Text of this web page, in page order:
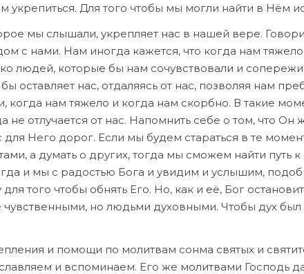
укрепиться. Для того чтобы мы могли найти в Нём
мы слышали, укрепляет нас в нашей вере.
с нами. Нам иногда кажется, что когда нам
людей, которые бы нам сочувствовали и
оставляет нас, отдаляясь от нас, позволяя нам
когда нам тяжело и когда нам скорбно. В такие
не отлучается от нас. Напомнить себе о том, что
Него дорог. Если мы будем стараться в те
а думать о других, тогда мы сможем найти путь
и мы с радостью Бога и увидим и услышим,
того чтобы обнять Его. Но, как и её, Бог
но людьми духовными. Чтобы дух
и помощи по молитвам сонма святых и
и вспоминаем. Его же молитвами Господь